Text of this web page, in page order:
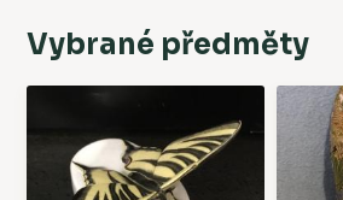
Vybrané předměty